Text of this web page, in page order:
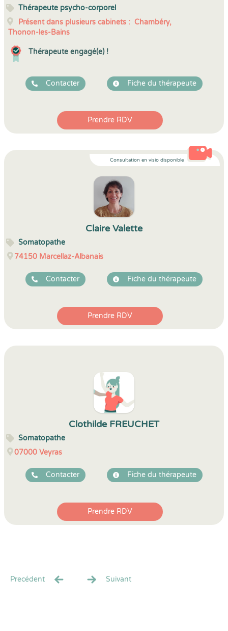
Thérapeute psycho-corporel
Présent dans plusieurs cabinets : Chambéry,
Thonon-les-Bains
Thérapeute engagé(e) !
Contacter Fiche du thérapeute
Prendre RDV
Consultation en visio disponible
Claire Valette
Somatopathe
74150 Marcellaz-Albanais
Contacter Fiche du thérapeute
Prendre RDV
Clothilde FREUCHET
Somatopathe
07000 Veyras
Contacter Fiche du thérapeute
Prendre RDV
Precédent Suivant